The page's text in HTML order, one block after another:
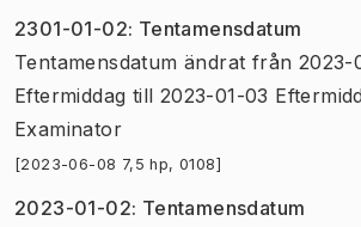
2301-01-02: Tentamensdatum
Tentamensdatum ändrat från 2023-
Eftermiddag till 2023-01-03
Examinator
[2023-06-08 7,5 hp, 0108]
2023-01-02: Tentamensdatum